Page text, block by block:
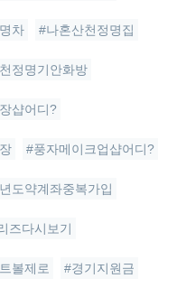
차 #나혼산천정명집
정명기안화방
샵어디?
#풍자메이크업샵어디?
도약계좌중복가입
즈다시보기
볼제로 #경기지원금